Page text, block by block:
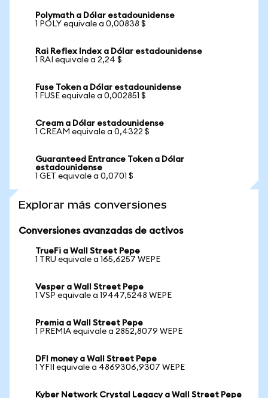
Polymath a Dólar estadounidense
1 POLY equivale a 0,00838 $
Rai Reflex Index a Dólar estadounidense
1 RAI equivale a 2,24 $
Fuse Token a Dólar estadounidense
1 FUSE equivale a 0,002851 $
Cream a Dólar estadounidense
1 CREAM equivale a 0,4322 $
Guaranteed Entrance Token a Dólar
estadounidense
1 GET equivale a 0,0701 $
Explorar más conversiones
Conversiones avanzadas de activos
TrueFi a Wall Street Pepe
1 TRU equivale a 165,6257 WEPE
Vesper a Wall Street Pepe
1 VSP equivale a 19447,5248 WEPE
Premia a Wall Street Pepe
1 PREMIA equivale a 2852,8079 WEPE
DFI money a Wall Street Pepe
1 YFII equivale a 4869306,9307 WEPE
Kyber Network Crystal Legacy a Wall Street Pepe